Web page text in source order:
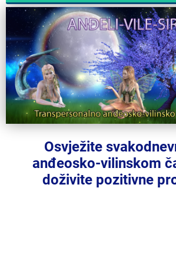
Osvježite
anđeosko-vilinskom
doživite pozitivne